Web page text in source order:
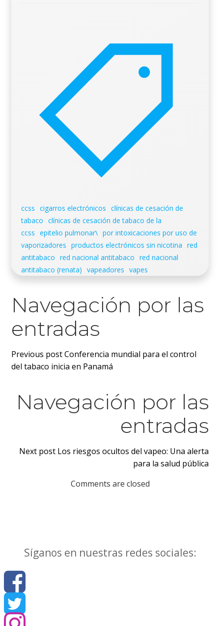
ccss cigarros electrónicos clínicas de cesación de
tabaco clínicas de cesación de tabaco de la
ccss epitelio pulmonar\ por intoxicaciones por uso de
vaporizadores productos electrónicos sin nicotina red
antitabaco red nacional antitabaco red nacional
antitabaco (renata) vapeadores vapes
Navegación por las
entradas
Previous postConferencia mundial para el control
del tabaco inicia en Panamá
Navegación por las
entradas
Next post Los riesgos ocultos del vapeo: Una alerta
para la salud pública
Comments are closed
Síganos en nuestras redes sociales: